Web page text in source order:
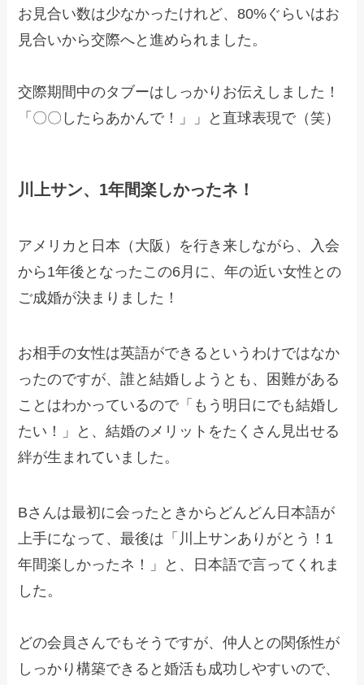
お見合い数は少なかったけれど、80%ぐらいはお
見合いから交際へと進められました。
交際期間中のタブーはしっかりお伝えしました！
「〇〇したらあかんで！」」と直球表現で（笑）
川上サン、1年間楽しかったネ！
アメリカと日本（大阪）を行き来しながら、入会
から1年後となったこの6月に、年の近い女性との
ご成婚が決まりました！
お相手の女性は英語ができるというわけではなか
ったのですが、誰と結婚しようとも、困難がある
ことはわかっているので「もう明日にでも結婚し
たい！」と、結婚のメリットをたくさん見出せる
絆が生まれていました。
Bさんは最初に会ったときからどんどん日本語が
上手になって、最後は「川上サンありがとう！1
年間楽しかったネ！」と、日本語で言ってくれま
した。
どの会員さんでもそうですが、仲人との関係性が
しっかり構築できると婚活も成功しやすいので、